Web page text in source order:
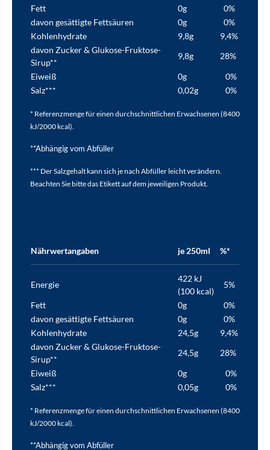
Fett
0g
0%
davon gesättigte Fettsäuren
0g
0%
Kohlenhydrate
9,8g
9,4%
davon Zucker & Glukose-Fruktose-
Sirup**
9,8g
28%
Eiweiß
0g
0%
Salz***
0,02g 0%
* Referenzmenge für einen durchschnittlichen Erwachsenen (8400
kJ/2000 kcal).
**Abhängig vom Abfüller
*** Der Salzgehalt kann sich je nach Abfüller leicht verändern.
Beachten Sie bitte das Etikett auf dem jeweiligen Produkt.
Nährwertangaben je 250ml %*
Energie
422 kJ
(100 kcal)
5%
Fett
0g
0%
davon gesättigte Fettsäuren
0g
0%
Kohlenhydrate
24,5g
9,4%
davon Zucker & Glukose-Fruktose-
Sirup**
24,5g
28%
Eiweiß
0g
0%
Salz***
0,05g 0%
* Referenzmenge für einen durchschnittlichen Erwachsenen (8400
kJ/2000 kcal).
**Abhängig vom Abfüller